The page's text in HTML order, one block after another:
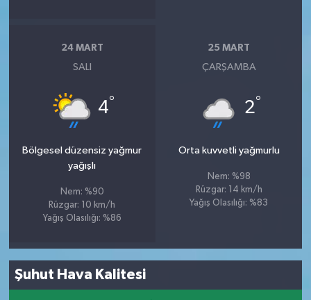
24 MART
SALI
4°
Bölgesel düzensiz yağmur
yağışlı
Nem: %90
Rüzgar: 10 km/h
Yağış Olasılığı: %86
25 MART
ÇARŞAMBA
2°
Orta kuvvetli yağmurlu
Nem: %98
Rüzgar: 14 km/h
Yağış Olasılığı: %83
Şuhut Hava Kalitesi